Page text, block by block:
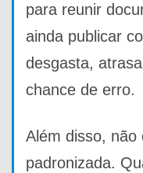
para reunir
ainda publicar
desgasta,
chance de erro.
Além disso, não
padronizada.